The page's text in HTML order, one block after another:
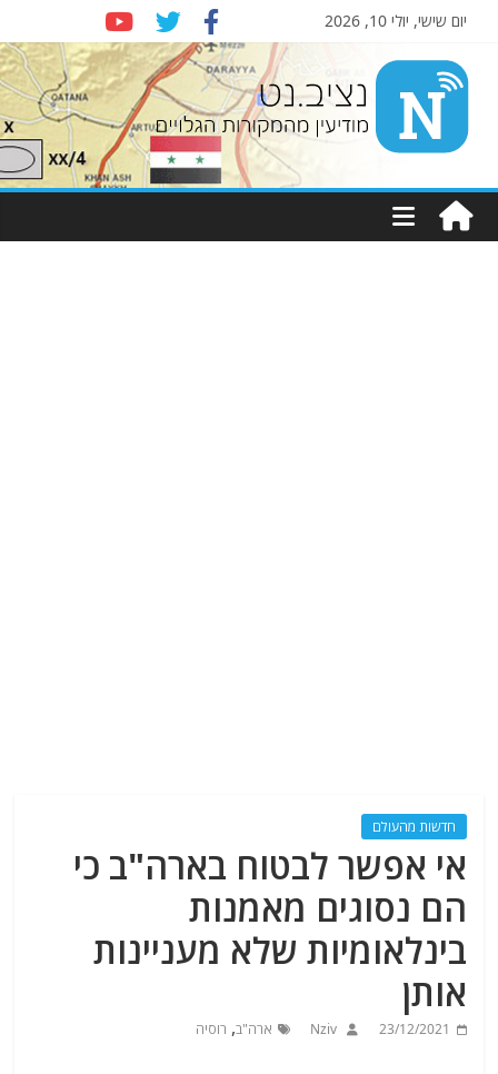
יום שישי, יולי 10, 2026
Nziv.net
מודיעין
מהמקורות
חדשות מהעולם
אי אפשר לבטוח בארה"ב כי
הם נסוגים מאמנות
בינלאומיות שלא מעניינות
אותן
23/12/2021
Nziv ארה"ב, רוסיה